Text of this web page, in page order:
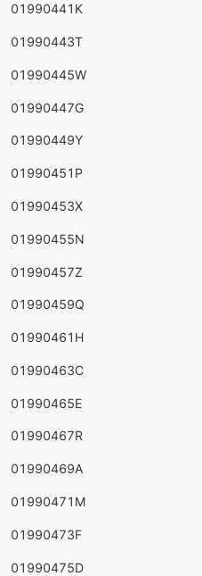
01990441K
01990443T
01990445W
01990447G
01990449Y
01990451P
01990453X
01990455N
01990457Z
01990459Q
01990461H
01990463C
01990465E
01990467R
01990469A
01990471M
01990473F
01990475D